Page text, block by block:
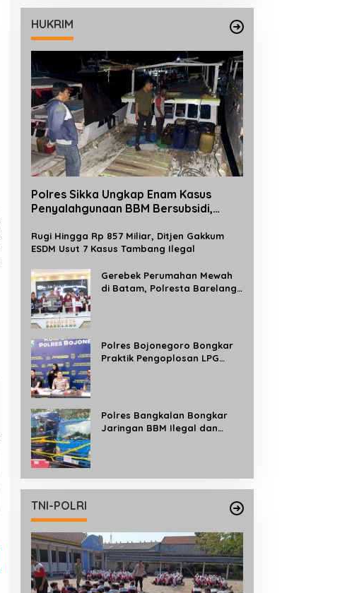
HUKRIM
Polres Sikka Ungkap Enam Kasus
Penyalahgunaan BBM Bersubsidi,
Diamankan
Rugi Hingga Rp 857 Miliar, Ditjen Gakkum
ESDM Usut 7 Kasus Tambang Ilegal
Gerebek Perumahan Mewah
di Batam, Polresta Barelang
Polres Bojonegoro Bongkar
Praktik Pengoplosan LPG
Polres Bangkalan Bongkar
Jaringan BBM Ilegal dan
TNI-POLRI